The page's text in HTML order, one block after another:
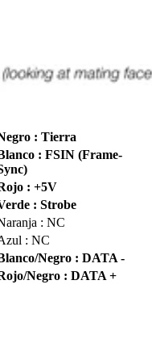
: Tierra
: FSIN (Frame-
: +5V
: Strobe
: NC
: NC
Negro : DATA -
Negro : DATA +